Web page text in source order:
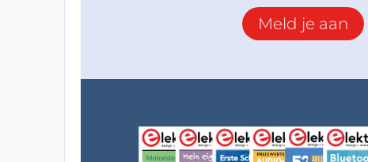
Meld je aan